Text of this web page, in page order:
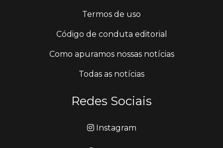
Termos de uso
Código de conduta editorial
Como apuramos nossas notícias
Todas as notícias
Redes Sociais
Instagram